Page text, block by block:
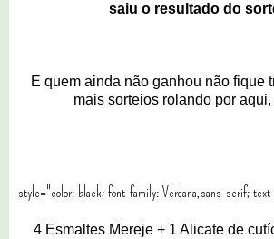
saiu o resultado do
E quem ainda não ganhou não fique
mais sorteios rolando por aqui,
style="color: black; font-family: Verdana,sans-serif;
4 Esmaltes Mereje + 1 Alicate de